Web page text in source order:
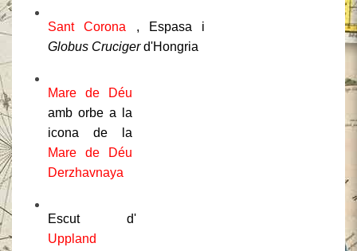
Sant Corona , Espasa i
Globus Crucigerd'Hongria
Mare de Déu
amb orbe a la
icona de la
Mare de Déu
Derzhavnaya
Escut d'
Uppland